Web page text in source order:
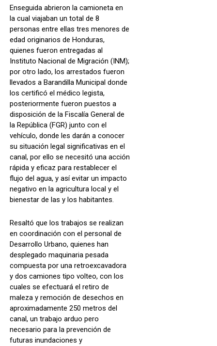
Enseguida abrieron la camioneta en
la cual viajaban un total de 8
personas entre ellas tres menores de
edad originarios de Honduras,
quienes fueron entregadas al
Instituto Nacional de Migración (INM);
por otro lado, los arrestados fueron
llevados a Barandilla Municipal donde
los certificó el médico legista,
posteriormente fueron puestos a
disposición de la Fiscalía General de
la República (FGR) junto con el
vehículo, donde les darán a conocer
su situación legal significativas en el
canal, por ello se necesitó una acción
rápida y eficaz para restablecer el
flujo del agua, y así evitar un impacto
negativo en la agricultura local y el
bienestar de las y los habitantes.
Resaltó que los trabajos se realizan
en coordinación con el personal de
Desarrollo Urbano, quienes han
desplegado maquinaria pesada
compuesta por una retroexcavadora
y dos camiones tipo volteo, con los
cuales se efectuará el retiro de
maleza y remoción de desechos en
aproximadamente 250 metros del
canal, un trabajo arduo pero
necesario para la prevención de
futuras inundaciones y